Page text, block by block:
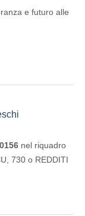
e futuro alle
nel riquadro
730 o REDDITI